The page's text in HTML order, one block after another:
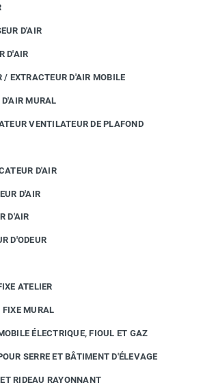
D'AIR
D'AIR
/ EXTRACTEUR D'AIR MOBILE
MURAL
VENTILATEUR DE PLAFOND
D'AIR
D'AIR
D'AIR
D'ODEUR
ATELIER
FIXE MURAL
ÉLECTRIQUE, FIOUL ET GAZ
SERRE ET BÂTIMENT D'ÉLEVAGE
RIDEAU RAYONNANT